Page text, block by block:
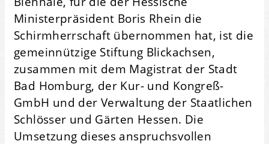
Ministerpräsident Boris Rhein die
Schirmherrschaft übernommen hat, ist die
gemeinnützige Stiftung Blickachsen,
zusammen mit dem Magistrat der Stadt
Bad Homburg, der Kur- und Kongreß-
GmbH und der Verwaltung der Staatlichen
Schlösser und Gärten Hessen. Die
Umsetzung dieses anspruchsvollen